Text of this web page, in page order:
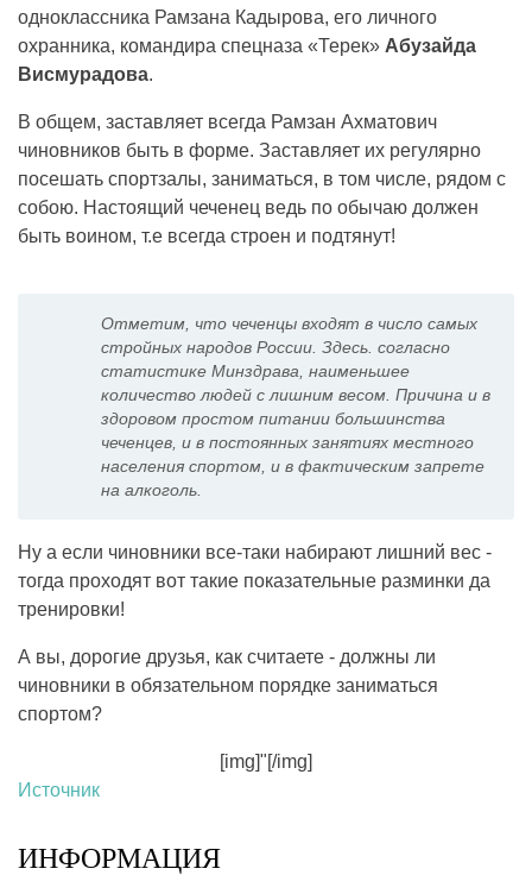
одноклассника Рамзана Кадырова, его личного
охранника, командира спецназа «Терек» Абузайда
Висмурадова.
В общем, заставляет всегда Рамзан Ахматович
чиновников быть в форме. Заставляет их регулярно
посешать спортзалы, заниматься, в том числе, рядом с
собою. Настоящий чеченец ведь по обычаю должен
быть воином, т.е всегда строен и подтянут!
Отметим, что чеченцы входят в число самых
стройных народов России. Здесь. согласно
статистике Минздрава, наименьшее
количество людей с лишним весом. Причина и в
здоровом простом питании большинства
чеченцев, и в постоянных занятиях местного
населения спортом, и в фактическим запрете
на алкоголь.
Ну а если чиновники все-таки набирают лишний вес -
тогда проходят вот такие показательные разминки да
тренировки!
А вы, дорогие друзья, как считаете - должны ли
чиновники в обязательном порядке заниматься
спортом?
[img]"[/img]
Источник
ИНФОРМАЦИЯ